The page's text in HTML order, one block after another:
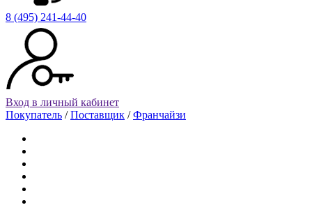
8 (495) 241-44-40
Вход в личный кабинет
Покупатель /Поставщик /Франчайзи